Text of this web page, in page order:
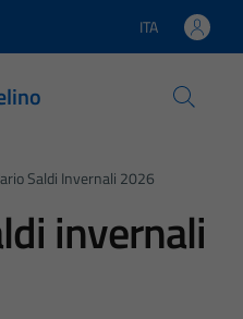
Lingua attiva:
ITA
Saldi Invernali 2026
invernali